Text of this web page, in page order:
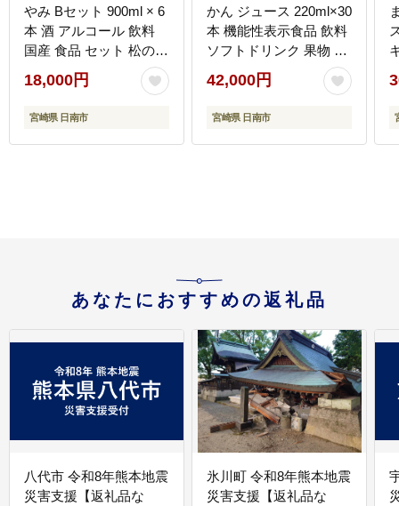
やみ Bセット 900ml × 6
本 酒 アルコール 飲料
国産 食品 セット 松の露
飫肥杉 かね京かんろ 平
蔵 いも焼酎 飲み比べ お
すすめ お祝 地酒 人気
酸割 晩酌 お取り寄せ 詰
18,000円
宮崎県 日南市
かん ジュース 220ml×30
本 機能性表示食品 飲料
ソフトドリンク 果物 フ
ルーツ 柑橘 ミカン シャ
ーベット 国産 人気 おす
すめ ギフト おすそ分け
ト お取り寄せ 宮崎県 日
42,000円
宮崎県 日南市
あなたにおすすめの返礼品
八代市 令和8年熊本地震
災害支援【返礼品な
氷川町 令和8年熊本地震
災害支援【返礼品な